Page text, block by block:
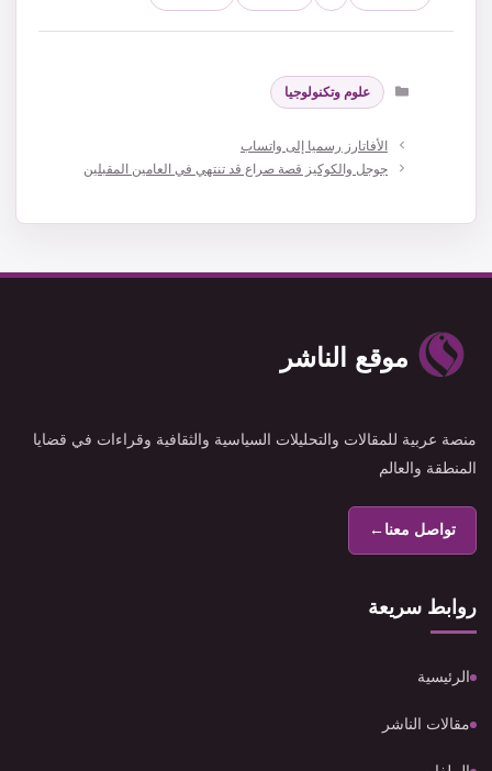
التصنيفات
علوم وتكنولوجيا
الأفاتارز رسميا إلى واتساب
جوجل والكوكيز قصة صراع قد تنتهي في العامين المقبلين
موقع الناشر
منصة عربية للمقالات والتحليلات السياسية والثقافية وقراءات في قضايا
المنطقة والعالم
تواصل معنا←
روابط سريعة
الرئيسية
مقالات الناشر